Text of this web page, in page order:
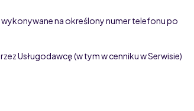
na określony numer telefonu po
Usługodawcę (w tym w cenniku w Serwisie)